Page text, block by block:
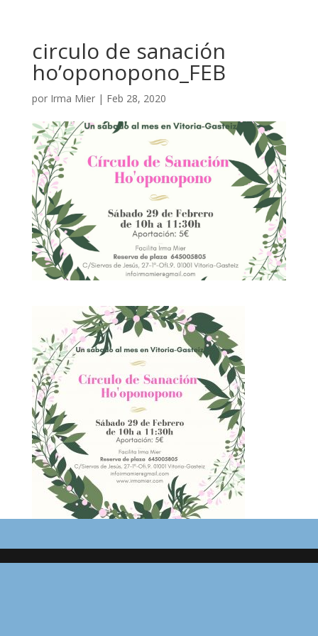
circulo de sanación
ho’oponopono_FEB
por Irma Mier| Feb 28, 2020